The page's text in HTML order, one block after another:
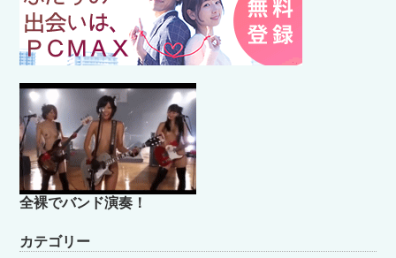
全裸でバンド演奏！
カテゴリー